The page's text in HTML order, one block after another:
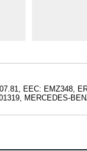
EEC: EMZ348,
MERCEDES-